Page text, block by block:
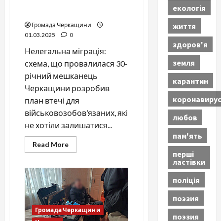
Громада Черкащини
01.03.2025
0
Нелегальна міграція:
схема, що провалилася 30-
річний мешканець
Черкащини розробив
план втечі для
військовозобов’язаних, які
не хотіли залишатися...
Read MoreRead
more
гідрокостюмах:
як
житель
Черкащини
переправляв
призовників
Громада Черкащини
екологія
життя
здоров'я
земля
карантин
коронавирус
любов
пам'ять
перші
ластівки
поліція
поэзия
поэзия